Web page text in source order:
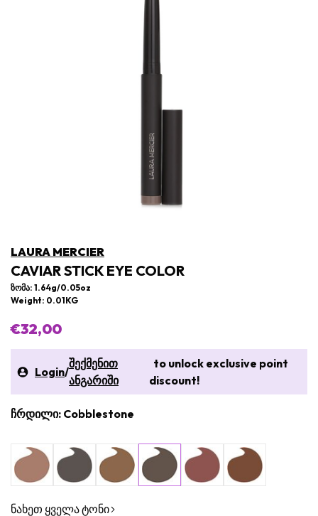
LAURA MERCIER
CAVIAR STICK EYE COLOR
ზომა: 1.64g/0.05oz
Weight: 0.01KG
€32,00
Login/
შექმენით
ანგარიში
to unlock exclusive point
discount!
ჩრდილი: Cobblestone
ნახეთ ყველა ტონი